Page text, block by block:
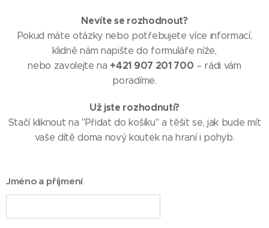
Nevíte se rozhodnout?
Pokud máte otázky nebo potřebujete více informací,
klidně nám napište do formuláře níže,
nebo zavolejte na +421 907 201 700 – rádi vám
poradíme.
Už jste rozhodnutí?
Stačí kliknout na "Přidat do košíku" a těšit se, jak bude mít
vaše dítě doma nový koutek na hraní i pohyb.
Jméno a příjmení